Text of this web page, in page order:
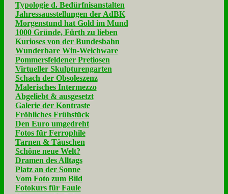
Typologie d. Bedürfnisanstalten
Jahressausstellungen der AdBK
Morgenstund hat Gold im Mund
1000 Gründe, Fürth zu lieben
Kurioses von der Bundesbahn
Wunderbare Win-Weichware
Pommersfeldener Pretiosen
Virtueller Skulpturengarten
Schach der Obsoleszenz
Malerisches Intermezzo
Abgeliebt & ausgesetzt
Galerie der Kontraste
Fröhliches Frühstück
Den Euro umgedreht
Fotos für Ferrophile
Tarnen & Täuschen
Schöne neue Welt?
Dramen des Alltags
Platz an der Sonne
Vom Foto zum Bild
Fotokurs für Faule